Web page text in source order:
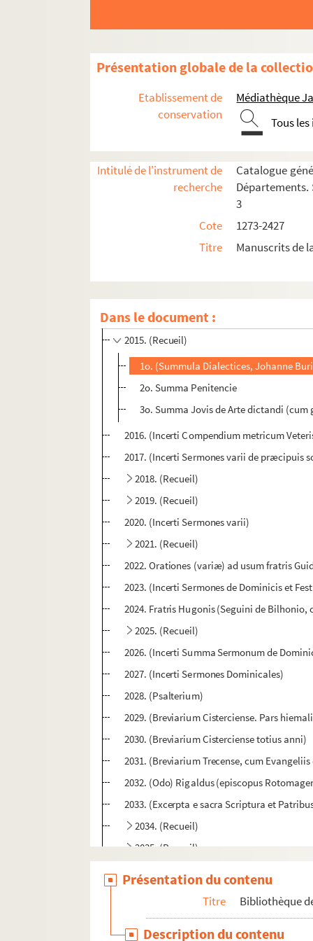
Présentation globale de la
Etablissement de
conservation
Médiathèque
Tous
Intitulé de l'instrument de
recherche
Catalogue
Départements.
3
Cote
1273-2427
Titre
Manuscrits de
Dans le document :
2002. (Recueil)
2003. (Recueil)
Ms 2004. Recueil de textes sur la vie
2005. (Missale cum Evangeliis et
2007. (Recueil)
2008. (Recueil)
2010. De Elocutione oratoria tractatus
2011. (Incerti Considerationes in vitam,
2013. (Recueil)
2014. (Incerti, monachi Carthusiensis, B.
2015. (Recueil)
1o. (Summula Dialectices, Johanne
2o. Summa Penitencie
3o. Summa Jovis de Arte dictandi (cum
2016. (Incerti Compendium metricum
2017. (Incerti Sermones varii de præcipuis
2018. (Recueil)
2019. (Recueil)
2020. (Incerti Sermones varii)
2021. (Recueil)
2022. Orationes (variæ) ad usum fratris
2023. (Incerti Sermones de Dominicis et
2024. Fratris Hugonis (Seguini de
2025. (Recueil)
2026. (Incerti Summa Sermonum de
2027. (Incerti Sermones Dominicales)
2028. (Psalterium)
2029. (Breviarium Cisterciense. Pars
2030. (Breviarium Cisterciense totius anni)
2031. (Breviarium Trecense, cum
2032. (Odo) Rigaldus (episcopus
2033. (Excerpta e sacra Scriptura et
2034. (Recueil)
2035. (Recueil)
2039. Breviarium Cisterciense
Présentation du contenu
Titre Bibliothèque
Description du contenu